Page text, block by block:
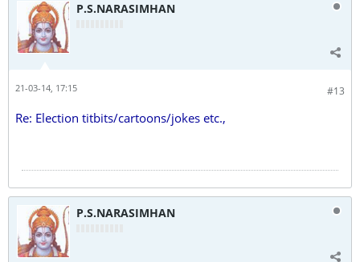
P.S.NARASIMHAN
#13
21-03-14, 17:15
Re: Election titbits/cartoons/jokes etc.,
P.S.NARASIMHAN